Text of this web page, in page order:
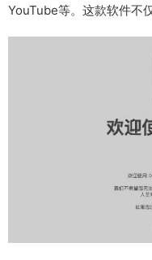
YouTube等。这款软件不